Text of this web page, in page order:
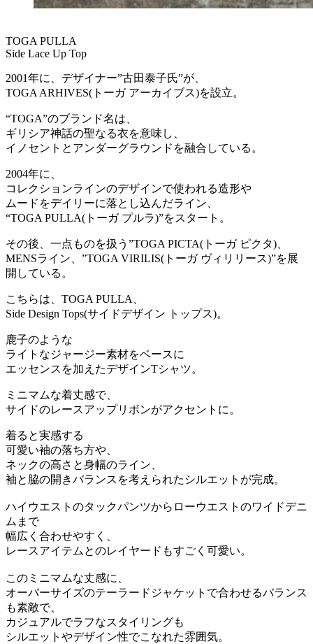
TOGA PULLA
Side Lace Up Top
2001年に、デザイナー”古田泰子氏”が、
TOGA ARHIVES(トーガ アーカイブス)を設立。
“TOGA”のブランド名は、
ギリシア神話の聖なる衣を意味し、
イノセントとアンダーグラウンドを融合している。
2004年に、
コレクションラインのデザインで使われる造形や
ムードをデイリーに落とし込んだライン、
“TOGA PULLA(トーガ プルラ)”をスタート。
その後、一点ものを扱う”TOGA PICTA(トーガ ピクタ)、
MENSライン、”TOGA VIRILIS(トーガ ヴィリリース)”を展
開している。
こちらは、TOGA PULLA、
Side Design Tops(サイドデザイン トップス)。
鹿子のような
ライトなジャージー素材をベースに
エッセンスを加えたデザインTシャツ。
ミニマムな着丈感で、
サイドのレースアップリボンがアクセントに。
着ると実感する
可愛い袖の落ち方や、
ネックの高さと身幅のライン、
袖と脇の開きバランスを考えられたシルエットが完成。
ハイウエストのタックパンツからローウエストのワイドデニ
ムまで
幅広く合わせやすく、
レースアイテムとのレイヤードもすごく可愛い。
このミニマムな丈感に、
オーバーサイズのテーラードジャケットで合わせるバランス
も素敵で、
カジュアルでラフなスタイリングも
シルエットやデザイン性でこなれた雰囲気。